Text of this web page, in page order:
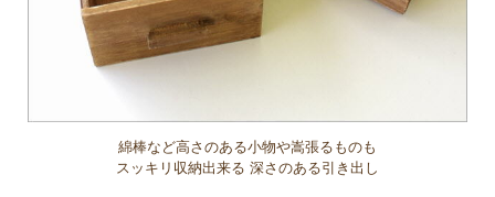
綿棒など高さのある小物や嵩張るものも
スッキリ収納出来る 深さのある引き出し